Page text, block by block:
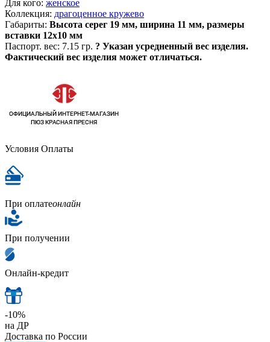
Для кого: женское
Коллекция: драгоценное кружево
Габариты: Высота серег 19 мм, ширина 11 мм, размеры
вставки 12х10 мм
Паспорт. вес: 7.15 гр. ? Указан усредненный вес изделия.
Фактический вес изделия может отличаться.
Условия Оплаты
При оплатеонлайн
При получении
Онлайн-кредит
-10%
на ДР
Доставка по России